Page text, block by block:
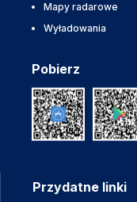
Mapy radarowe
Wyładowania
Pobierz
Przydatne linki